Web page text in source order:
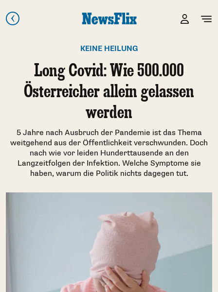
KEINE HEILUNG
Long Covid: Wie 500.000
Österreicher allein gelassen
werden
5 Jahre nach Ausbruch der Pandemie ist das Thema
weitgehend aus der Öffentlichkeit verschwunden. Doch
nach wie vor leiden Hunderttausende an den
Langzeitfolgen der Infektion. Welche Symptome sie
haben, warum die Politik nichts dagegen tut.